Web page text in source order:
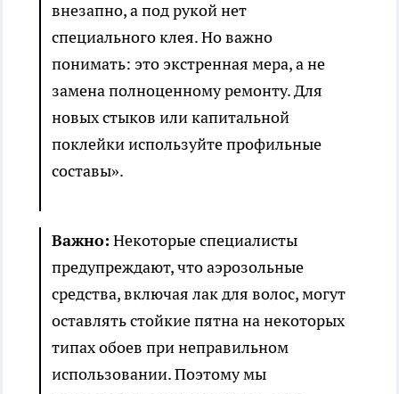
внезапно, а под рукой нет
специального клея. Но важно
понимать: это экстренная мера, а не
замена полноценному ремонту. Для
новых стыков или капитальной
поклейки используйте профильные
составы».
Важно: Некоторые специалисты
предупреждают, что аэрозольные
средства, включая лак для волос, могут
оставлять стойкие пятна на некоторых
типах обоев при неправильном
использовании. Поэтому мы